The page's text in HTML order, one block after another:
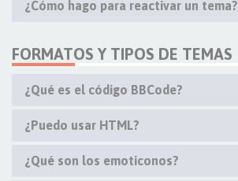
¿Cómo hago para reactivar un tema?
FORMATOS Y TIPOS DE TEMAS
¿Qué es el código BBCode?
¿Puedo usar HTML?
¿Qué son los emoticonos?